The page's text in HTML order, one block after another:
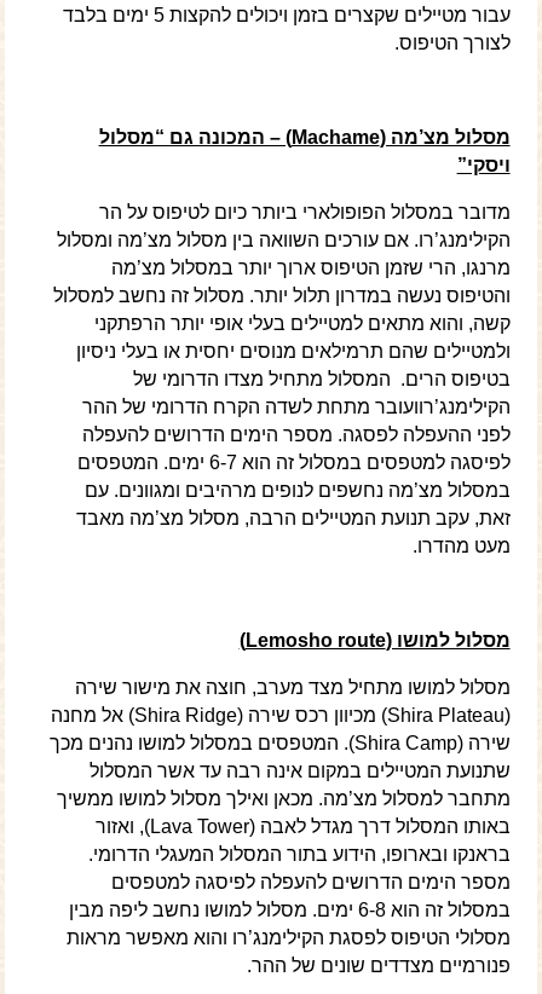
עבור מטיילים שקצרים בזמן ויכולים להקצות 5 ימים בלבד
לצורך הטיפוס.
מסלול מצ’מה (Machame) – המכונה גם “מסלול
ויסקי”
מדובר במסלול הפופולארי ביותר כיום לטיפוס על הר
הקילימנג’רו. אם עורכים השוואה בין מסלול מצ’מה ומסלול
מרנגו, הרי שזמן הטיפוס ארוך יותר במסלול מצ’מה
והטיפוס נעשה במדרון תלול יותר. מסלול זה נחשב למסלול
קשה, והוא מתאים למטיילים בעלי אופי יותר הרפתקני
ולמטיילים שהם תרמילאים מנוסים יחסית או בעלי ניסיון
בטיפוס הרים. המסלול מתחיל מצדו הדרומי של
הקילימנג’רוועובר מתחת לשדה הקרח הדרומי של ההר
לפני ההעפלה לפסגה. מספר הימים הדרושים להעפלה
לפיסגה למטפסים במסלול זה הוא 6-7 ימים. המטפסים
במסלול מצ’מה נחשפים לנופים מרהיבים ומגוונים. עם
זאת, עקב תנועת המטיילים הרבה, מסלול מצ’מה מאבד
מעט מהדרו.
מסלול למושו (Lemosho route
)
מסלול למושו מתחיל מצד מערב, חוצה את מישור שירה
(Shira Plateau) מכיוון רכס שירה (Shira Ridge) אל מחנה
שירה (Shira Camp). המטפסים במסלול למושו נהנים מכך
שתנועת המטיילים במקום אינה רבה עד אשר המסלול
מתחבר למסלול מצ’מה. מכאן ואילך מסלול למושו ממשיך
באותו המסלול דרך מגדל לאבה (Lava Tower), ואזור
בראנקו ובארופו, הידוע בתור המסלול המעגלי הדרומי.
מספר הימים הדרושים להעפלה לפיסגה למטפסים
במסלול זה הוא 6-8 ימים. מסלול למושו נחשב ליפה מבין
מסלולי הטיפוס לפסגת הקילימנג’רו והוא מאפשר מראות
פנורמיים מצדדים שונים של ההר.